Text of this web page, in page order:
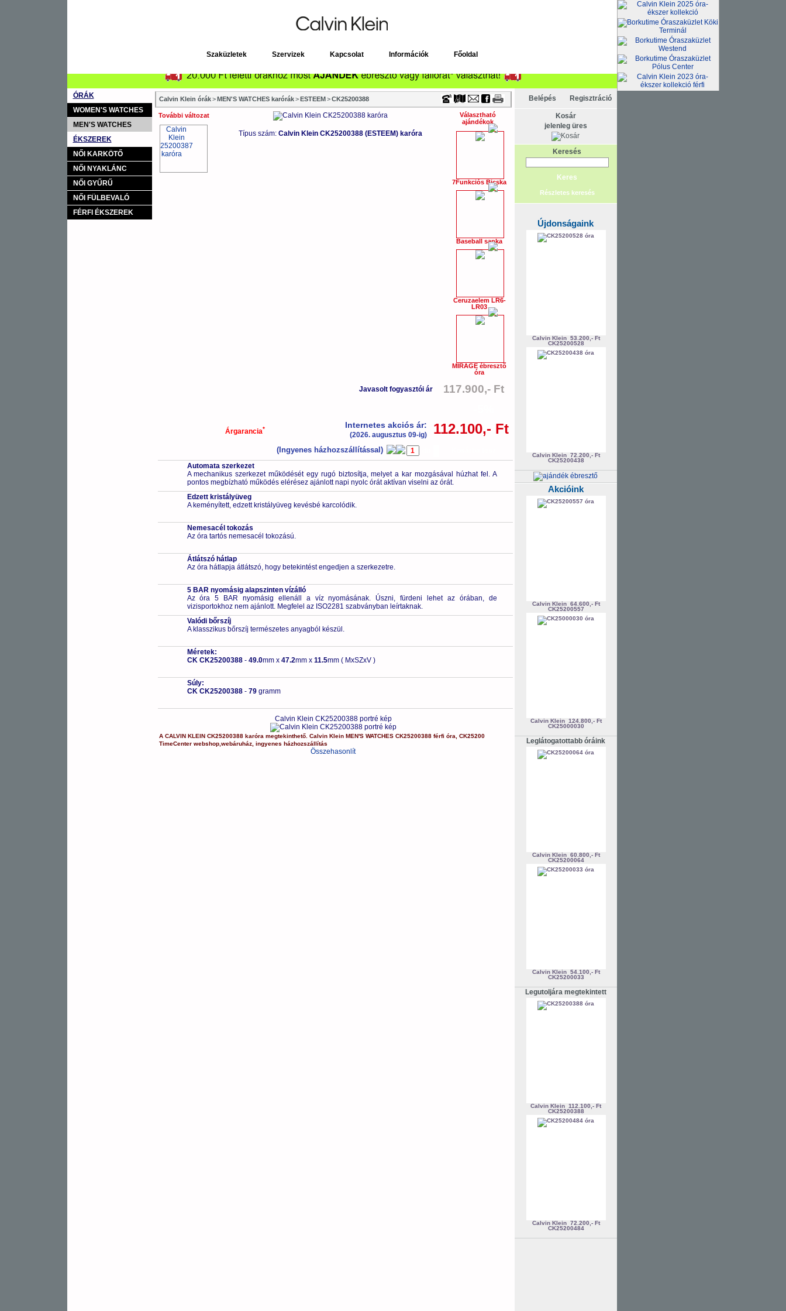
Szaküzletek Szervizek Kapcsolat Információk Főoldal
ÓRÁK
WOMEN'S WATCHES
MEN'S WATCHES
ÉKSZEREK
NŐI KARKÖTŐ
NŐI NYAKLÁNC
NŐI GYŰRŰ
NŐI FÜLBEVALÓ
FÉRFI ÉKSZEREK
Calvin Klein órák > MEN'S WATCHES karórák > ESTEEM > CK25200388
További változat
Típus szám: Calvin Klein CK25200388 (ESTEEM) karóra
Választható
ajándékok
7Funkciós Bicska
Baseball sapka
Ceruzaelem LR6-
LR03
MIRAGE ébresztő
óra
Javasolt fogyasztói ár 117.900,- Ft
Árgarancia* Internetes akciós ár:
(2026. augusztus 09-ig) 112.100,- Ft
(Ingyenes házhozszállítással)
Automata szerkezet
A mechanikus szerkezet működését egy rugó biztosítja, melyet a kar mozgásával húzhat fel. A
pontos megbízható működés elérésez ajánlott napi nyolc órát aktívan viselni az órát.
Edzett kristályüveg
A keményített, edzett kristályüveg kevésbé karcolódik.
Nemesacél tokozás
Az óra tartós nemesacél tokozású.
Átlátszó hátlap
Az óra hátlapja átlátszó, hogy betekintést engedjen a szerkezetre.
5 BAR nyomásig alapszinten vízálló
Az óra 5 BAR nyomásig ellenáll a víz nyomásának. Úszni, fürdeni lehet az órában, de
vizisportokhoz nem ajánlott. Megfelel az ISO2281 szabványban leírtaknak.
Valódi bőrszíj
A klasszikus bőrszíj természetes anyagból készül.
Méretek:
CK CK25200388- 49.0mm x 47.2mm x 11.5mm ( MxSZxV )
Súly:
CK CK25200388- 79 gramm
Calvin Klein CK25200388 portré kép
A CALVIN KLEIN CK25200388 karóra megtekinthető. Calvin Klein MEN'S WATCHES CK25200388 férfi óra
CK25200
TimeCenter webshop, webáruház, ingyenes házhozszállítás
Összehasonlít
Belépés Regisztráció
Kosár
jelenleg üres
Keresés
Részletes keresés
Újdonságaink
Calvin Klein 53.200,- Ft
CK25200528
Calvin Klein 72.200,- Ft
CK25200438
Akcióink
Calvin Klein 64.600,- Ft
CK25200557
Calvin Klein 124.800,- Ft
CK25000030
Leglátogatottabb óráink
Calvin Klein 60.800,- Ft
CK25200064
Calvin Klein 54.100,- Ft
CK25200033
Legutoljára megtekintett
Calvin Klein 112.100,- Ft
CK25200388
Calvin Klein 72.200,- Ft
CK25200484